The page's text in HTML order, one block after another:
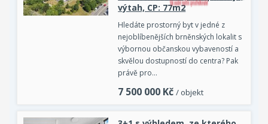
výtah, CP: 77m2
Hledáte prostorný byt v jedné z
nejoblíbenějších brněnských lokalit s
výbornou občanskou vybaveností a
skvělou dostupností do centra? Pak
právě pro…
7 500 000 Kč / objekt